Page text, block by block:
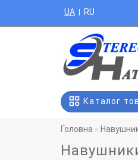
UA | RU
Каталог
Головна